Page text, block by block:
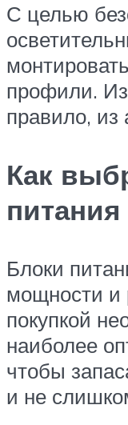
С целью
профили.
правило,
Как
питания
Блоки
мощности и
покупкой
наиболее
чтобы
и не